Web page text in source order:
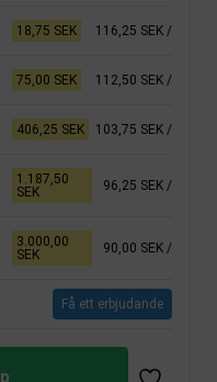
18,75 SEK 116,25 SEK /
75,00 SEK 112,50 SEK /
406,25 SEK 103,75 SEK /
1.187,50
SEK
96,25 SEK /
3.000,00
SEK
90,00 SEK /
Få ett erbjudande